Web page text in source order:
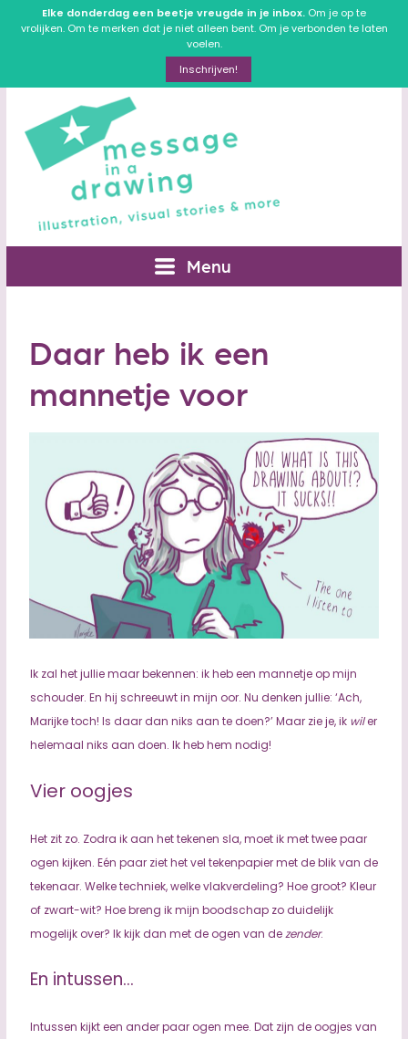
Elke donderdag een beetje vreugde in je inbox. Om je op te
vrolijken. Om te merken dat je niet alleen bent. Om je verbonden te laten
voelen.
Inschrijven!
Menu
Daar heb ik een
mannetje voor
Ik zal het jullie maar bekennen: ik heb een mannetje op mijn
schouder. En hij schreeuwt in mijn oor. Nu denken jullie: ‘Ach,
Marijke toch! Is daar dan niks aan te doen?’ Maar zie je, ik wiler
helemaal niks aan doen. Ik heb hem nodig!
Vier oogjes
Het zit zo. Zodra ik aan het tekenen sla, moet ik met twee paar
ogen kijken. Eén paar ziet het vel tekenpapier met de blik van de
tekenaar. Welke techniek, welke vlakverdeling? Hoe groot? Kleur
of zwart-wit? Hoe breng ik mijn boodschap zo duidelijk
mogelijk over? Ik kijk dan met de ogen van dezender.
En intussen…
Intussen kijkt een ander paar ogen mee. Dat zijn de oogjes van